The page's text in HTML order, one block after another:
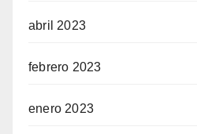
abril 2023
febrero 2023
enero 2023